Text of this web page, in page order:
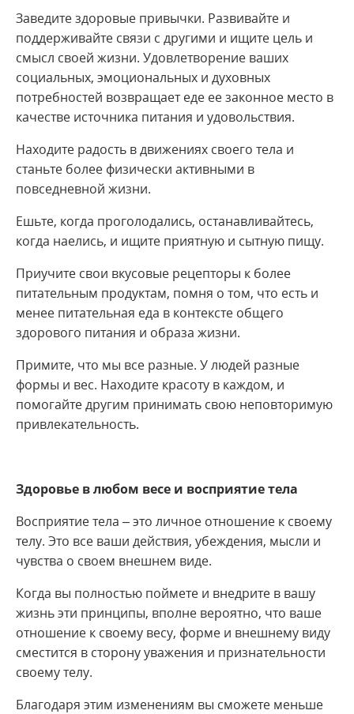
Заведите здоровые привычки. Развивайте и
поддерживайте связи с другими и ищите цель и
смысл своей жизни. Удовлетворение ваших
социальных, эмоциональных и духовных
потребностей возвращает еде ее законное место в
качестве источника питания и удовольствия.
Находите радость в движениях своего тела и
станьте более физически активными в
повседневной жизни.
Ешьте, когда проголодались, останавливайтесь,
когда наелись, и ищите приятную и сытную пищу.
Приучите свои вкусовые рецепторы к более
питательным продуктам, помня о том, что есть и
менее питательная еда в контексте общего
здорового питания и образа жизни.
Примите, что мы все разные. У людей разные
формы и вес. Находите красоту в каждом, и
помогайте другим принимать свою неповторимую
привлекательность.
Здоровье в любом весе и восприятие тела
Восприятие тела – это личное отношение к своему
телу. Это все ваши действия, убеждения, мысли и
чувства о своем внешнем виде.
Когда вы полностью поймете и внедрите в вашу
жизнь эти принципы, вполне вероятно, что ваше
отношение к своему весу, форме и внешнему виду
сместится в сторону уважения и признательности
своему телу.
Благодаря этим изменениям вы сможете меньше